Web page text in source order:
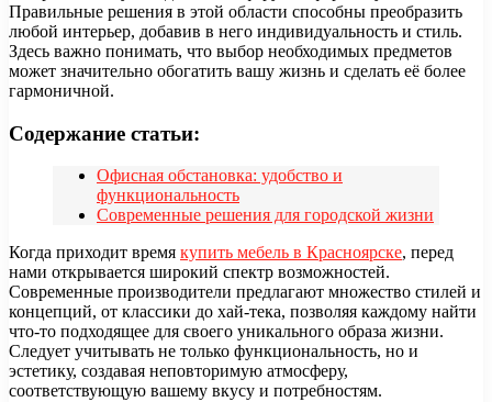
Правильные решения в этой области способны преобразить
любой интерьер, добавив в него индивидуальность и стиль.
Здесь важно понимать, что выбор необходимых предметов
может значительно обогатить вашу жизнь и сделать её более
гармоничной.
Содержание статьи:
Офисная обстановка: удобство и
функциональность
Современные решения для городской жизни
Когда приходит время купить мебель в Красноярске, перед
нами открывается широкий спектр возможностей.
Современные производители предлагают множество стилей и
концепций, от классики до хай-тека, позволяя каждому найти
что-то подходящее для своего уникального образа жизни.
Следует учитывать не только функциональность, но и
эстетику, создавая неповторимую атмосферу,
соответствующую вашему вкусу и потребностям.